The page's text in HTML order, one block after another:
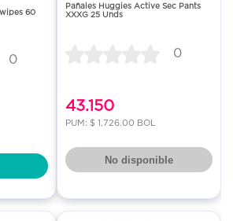
60
0
Pañales Huggies Active Sec Pants
XXXG 25 Unds
0
43.150
PUM: $ 1,726.00 BOL
No disponible